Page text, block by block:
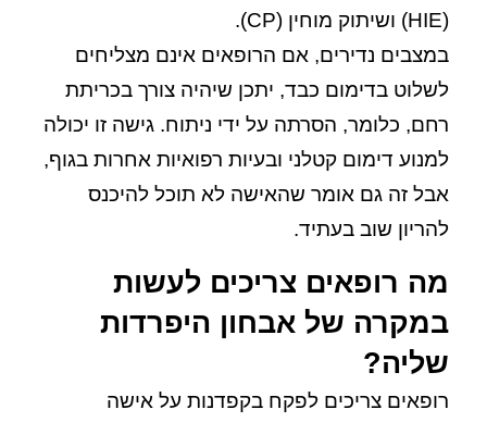
(HIE) ושיתוק מוחין (CP).
במצבים נדירים, אם הרופאים אינם מצליחים
לשלוט בדימום כבד, יתכן שיהיה צורך בכריתת
רחם, כלומר, הסרתה על ידי ניתוח. גישה זו יכולה
למנוע דימום קטלני ובעיות רפואיות אחרות בגוף,
אבל זה גם אומר שהאישה לא תוכל להיכנס
להריון שוב בעתיד.
מה רופאים צריכים לעשות
במקרה של אבחון היפרדות
שליה?
רופאים צריכים לפקח בקפדנות על אישה